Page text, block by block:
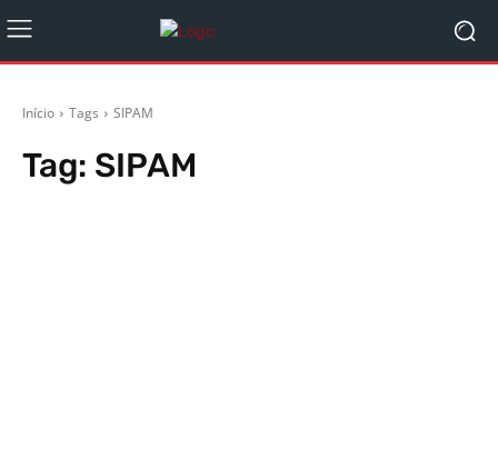
Início Tags SIPAM
Tag: SIPAM